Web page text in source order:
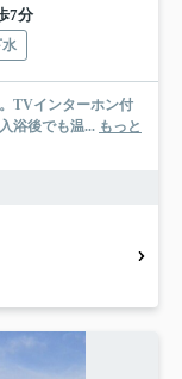
7分
TVインターホン付
浴後でも温... もっと